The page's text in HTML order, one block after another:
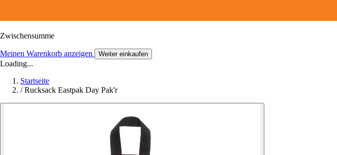
Zwischensumme
Meinen Warenkorb anzeigen Weiter einkaufen
Loading...
Startseite
/ Rucksack Eastpak Day Pak'r